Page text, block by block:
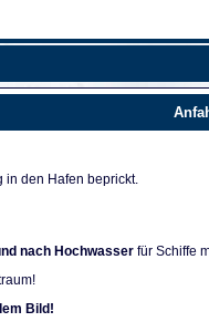
in den Hafen beprickt.
nach Hochwasser für Schiffe
Bild!